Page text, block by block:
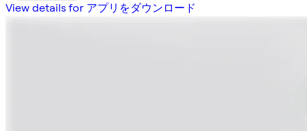
View details for アプリをダウンロード